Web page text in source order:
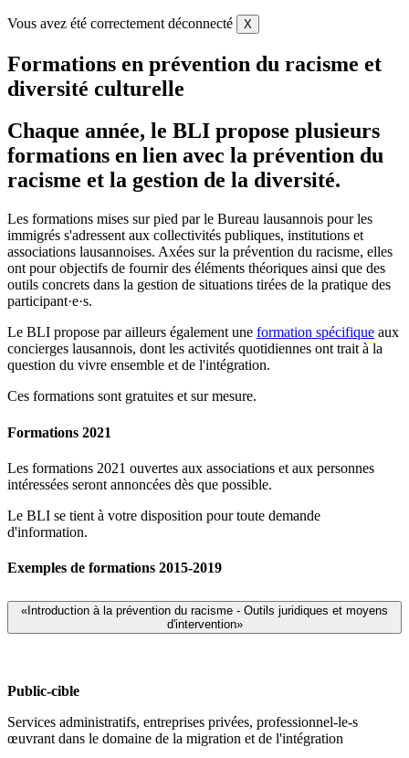
Vous avez été correctement déconnecté X
Formations en prévention du racisme et
diversité culturelle
Chaque année, le BLI propose plusieurs
formations en lien avec la prévention du
racisme et la gestion de la diversité.
Les formations mises sur pied par le Bureau lausannois pour les
immigrés s'adressent aux collectivités publiques, institutions et
associations lausannoises. Axées sur la prévention du racisme, elles
ont pour objectifs de fournir des éléments théoriques ainsi que des
outils concrets dans la gestion de situations tirées de la pratique des
participant·e·s.
Le BLI propose par ailleurs également une formation spécifique aux
concierges lausannois, dont les activités quotidiennes ont trait à la
question du vivre ensemble et de l'intégration.
Ces formations sont gratuites et sur mesure.
Formations 2021
Les formations 2021 ouvertes aux associations et aux personnes
intéressées seront annoncées dès que possible.
Le BLI se tient à votre disposition pour toute demande
d'information.
Exemples de formations 2015-2019
«Introduction à la prévention du racisme - Outils juridiques et moyens
d'intervention»
Public-cible
Services administratifs, entreprises privées, professionnel-le-s
œuvrant dans le domaine de la migration et de l'intégration